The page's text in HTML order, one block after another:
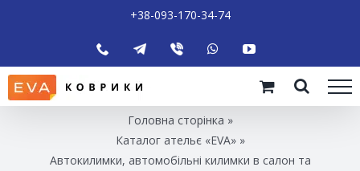
+38-093-170-34-74
Головна сторінка »
Каталог ательє «EVA»»
Автокилимки, автомобільні килимки в салон та